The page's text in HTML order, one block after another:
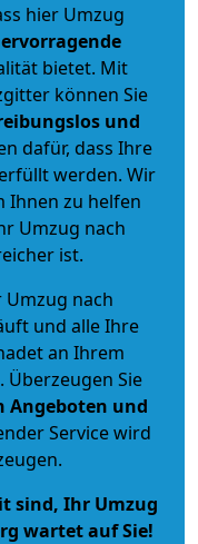
hier Umzug
bietet. Mit
können Sie
und
dafür, dass Ihre
werden. Wir
Ihnen zu helfen
Umzug nach
ist.
Umzug nach
und alle Ihre
an Ihrem
Sie
Angeboten und
Service wird
sind, Ihr Umzug
wartet auf Sie!